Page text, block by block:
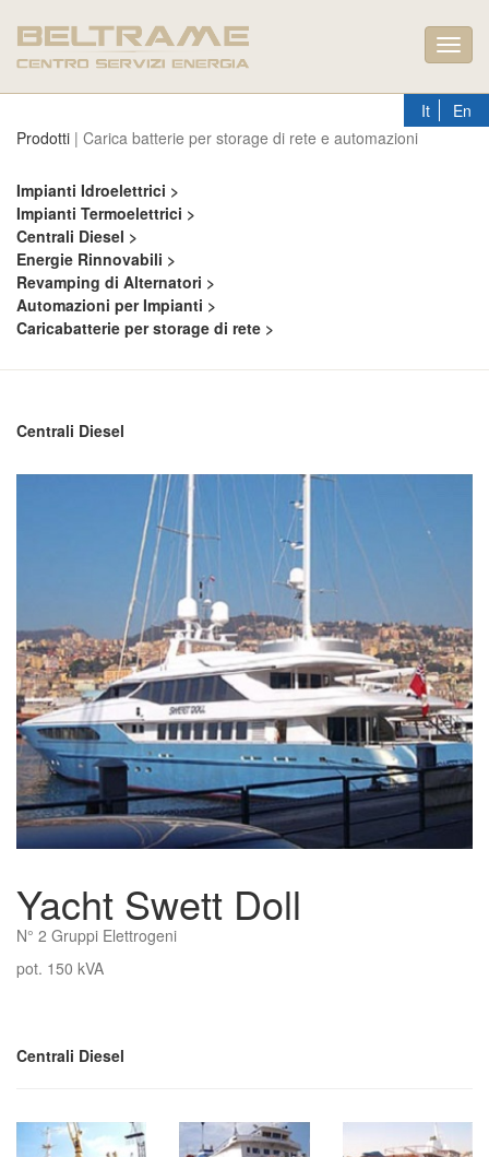
It
En
Prodotti | Carica batterie per storage di rete e automazioni
Impianti Idroelettrici >
Impianti Termoelettrici >
Centrali Diesel >
Energie Rinnovabili >
Revamping di Alternatori >
Automazioni per Impianti >
Caricabatterie per storage di rete >
Centrali Diesel
Yacht Swett Doll
N° 2 Gruppi Elettrogeni
pot. 150 kVA
Centrali Diesel